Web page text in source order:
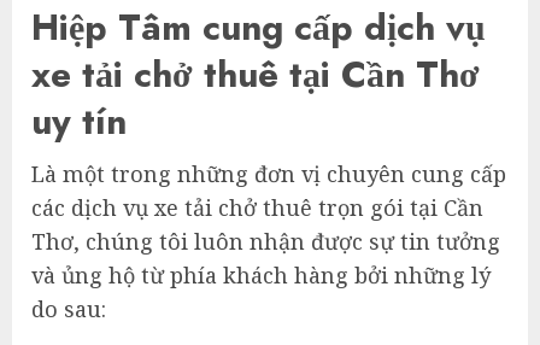
Hiệp Tâm cung cấp dịch vụ
xe tải chở thuê tại Cần Thơ
uy tín
Là một trong những đơn vị chuyên cung cấp
các dịch vụ xe tải chở thuê trọn gói tại Cần
Thơ, chúng tôi luôn nhận được sự tin tưởng
và ủng hộ từ phía khách hàng bởi những lý
do sau: